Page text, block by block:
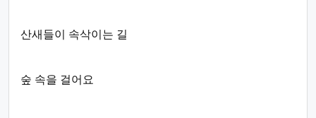
산새들이 속삭이는 길
숲 속을 걸어요